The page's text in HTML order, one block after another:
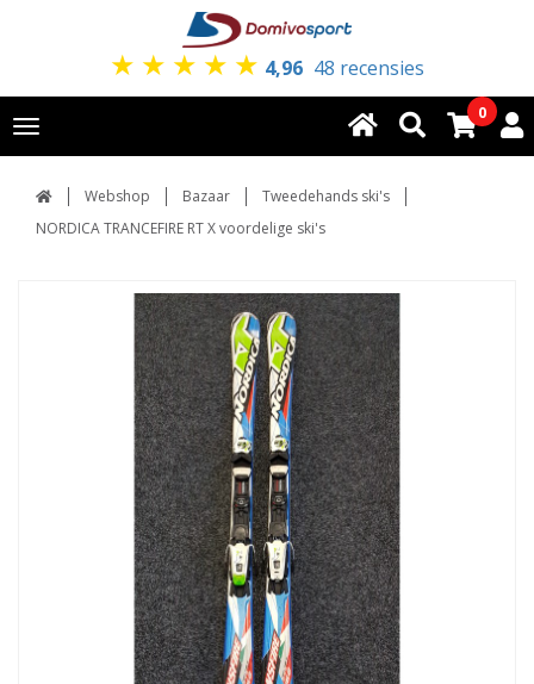
★ ★ ★ ★ ★ 4,96 48 recensies
Toggle
navigation
0
Webshop Bazaar
Tweedehands ski's
NORDICA TRANCEFIRE RT X voordelige ski's